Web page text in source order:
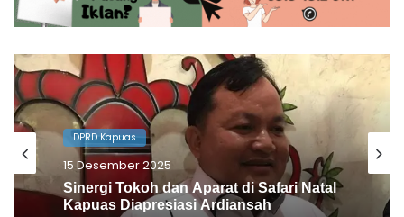
DPRD Kapuas
13 Desember 2025
Dewan Ini Dukung Pendekatan Humanis
Bapas dan Pemkab Kapuas